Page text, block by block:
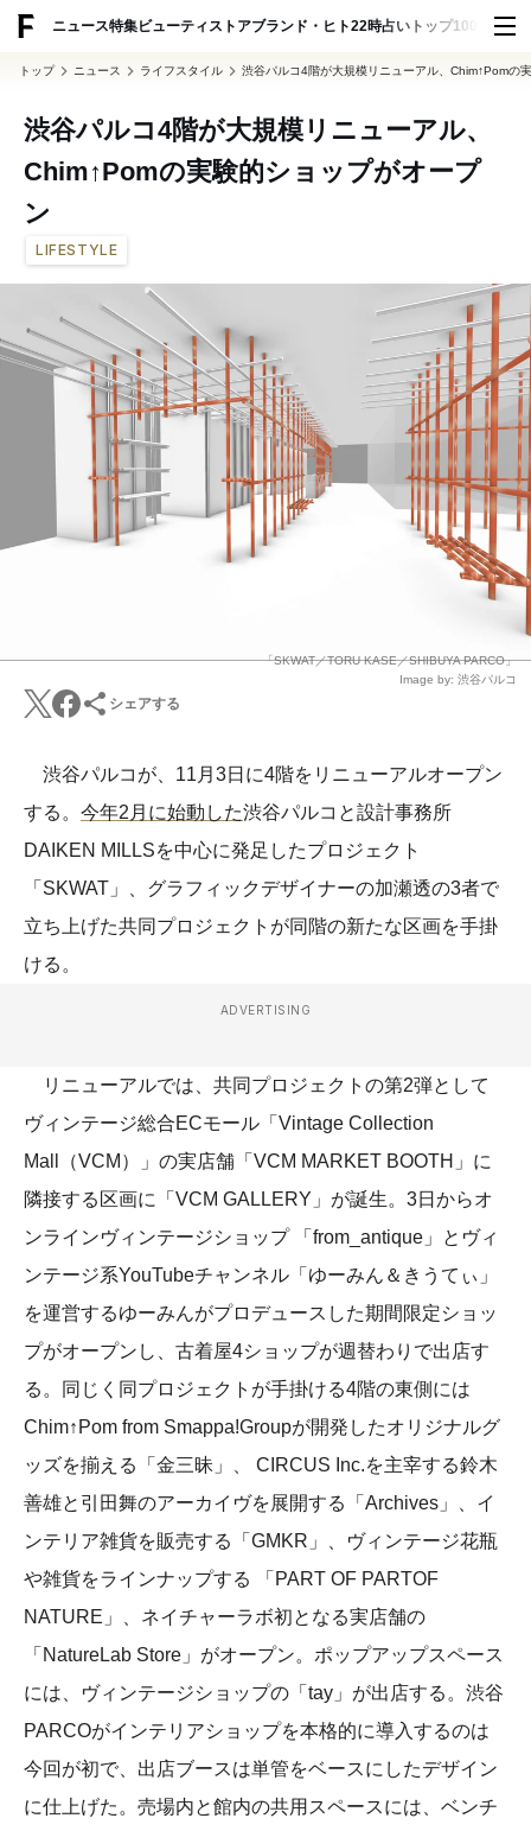
ニュース特集ビューティ ストアブランド・ヒト22時占い トップ100 スナッ
トップ ニュース ライフスタイル 渋谷パルコ4階が大規模リニューアル、Chim↑Pomの
渋谷パルコ4階が大規模リニューアル、
Chim↑Pomの実験的ショップがオープ
ン
LIFESTYLE
「SKWAT／TORU KASE／SHIBUYA PARCO」
Image by: 渋谷パルコ
シェアする
渋谷パルコが、11月3日に4階をリニューアルオープン
する。 今年2月に始動した渋谷パルコと設計事務所
DAIKEN MILLSを中心に発足したプロジェクト
「SKWAT」、グラフィックデザイナーの加瀬透の3者で
立ち上げた共同プロジェクトが同階の新たな区画を手掛
ける。
ADVERTISING
リニューアルでは、共同プロジェクトの第2弾として
ヴィンテージ総合ECモール「Vintage Collection
Mall（VCM）」の実店舗「VCM MARKET BOOTH」に
隣接する区画に「VCM GALLERY」が誕生。3日からオ
ンラインヴィンテージショップ 「from_antique」とヴィ
ンテージ系YouTubeチャンネル「ゆーみん＆きうてぃ」
を運営するゆーみんがプロデュースした期間限定ショッ
プがオープンし、古着屋4ショップが週替わりで出店す
る。同じく同プロジェクトが手掛ける4階の東側には
Chim↑Pom from Smappa!Groupが開発したオリジナルグ
ッズを揃える「金三昧」、 CIRCUS Inc.を主宰する鈴木
善雄と引田舞のアーカイヴを展開する「Archives」、イ
ンテリア雑貨を販売する「GMKR」、ヴィンテージ花瓶
や雑貨をラインナップする 「PART OF PARTOF
NATURE」、ネイチャーラボ初となる実店舗の
「NatureLab Store」がオープン。ポップアップスペース
には、ヴィンテージショップの「tay」が出店する。渋谷
PARCOがインテリアショップを本格的に導入するのは
今回が初で、出店ブースは単管をベースにしたデザイン
に仕上げた。売場内と館内の共用スペースには、ベンチ